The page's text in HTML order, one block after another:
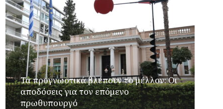
Τα προγνωστικά βλέπουν το μέλλον: Οι
αποδόσεις για τον επόμενο
πρωθυπουργό